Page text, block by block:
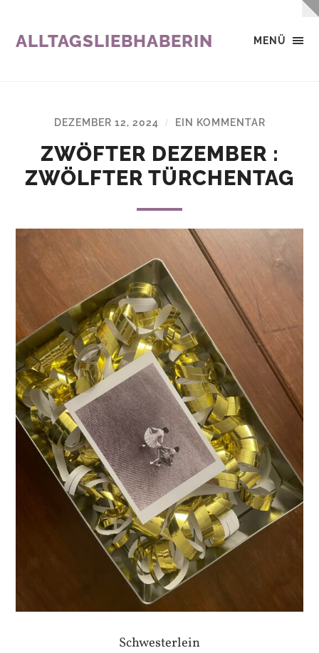
MENÜ
ALLTAGSLIEBHABERIN
DEZEMBER 12, 2024 / EIN KOMMENTAR
ZWÖFTER DEZEMBER :
ZWÖLFTER TÜRCHENTAG
Schwesterlein